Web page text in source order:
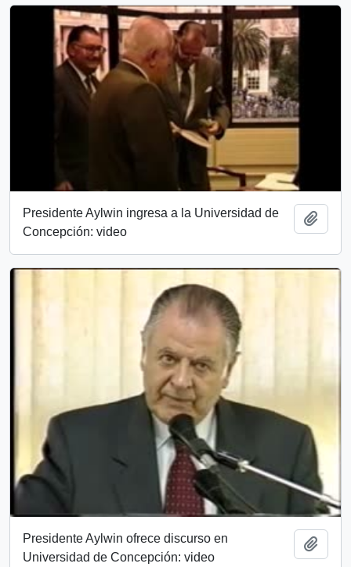
Presidente Aylwin ingresa a la Universidad de
Concepción: video
Presidente Aylwin ofrece discurso en
Universidad de Concepción: video